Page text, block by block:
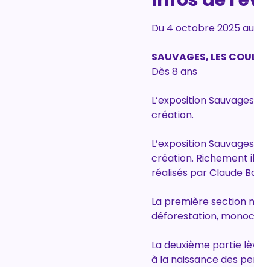
Du 4 octobre 2025
SAUVAGES, LES
Dès 8 ans
L’exposition
création.
L’exposition
création. Richement
réalisés par Claude
La première section
déforestation,
La deuxième partie
à la naissance des